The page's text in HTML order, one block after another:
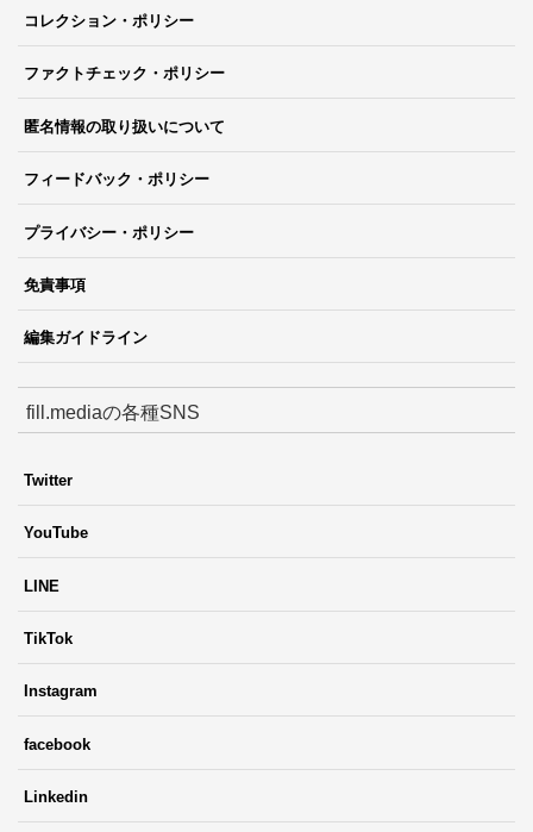
コレクション・ポリシー
ファクトチェック・ポリシー
匿名情報の取り扱いについて
フィードバック・ポリシー
プライバシー・ポリシー
免責事項
編集ガイドライン
fill.mediaの各種SNS
Twitter
YouTube
LINE
TikTok
Instagram
facebook
Linkedin